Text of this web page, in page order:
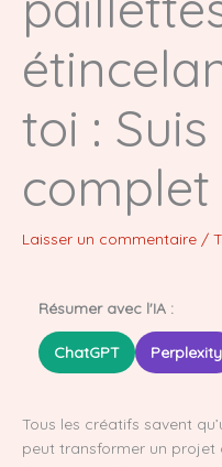
toi :
complet
Laisser un commentaire /
Résumer avec l'IA :
ChatGPT Perplexity
Tous les créatifs savent
peut transformer un